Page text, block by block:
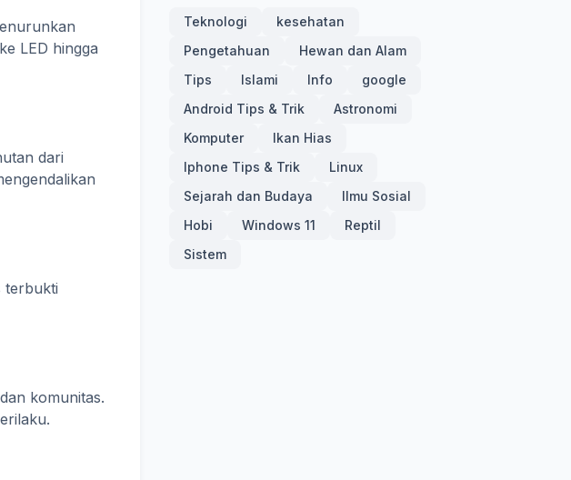
LED hingga
dari
terbukti
komunitas.
Teknologi
kesehatan
Pengetahuan
Hewan dan Alam
Tips
Islami Info
google
Android Tips & Trik
Astronomi
Komputer
Ikan Hias
Iphone Tips & Trik
Linux
Sejarah dan Budaya
Ilmu Sosial
Hobi
Windows 11
Reptil
Sistem